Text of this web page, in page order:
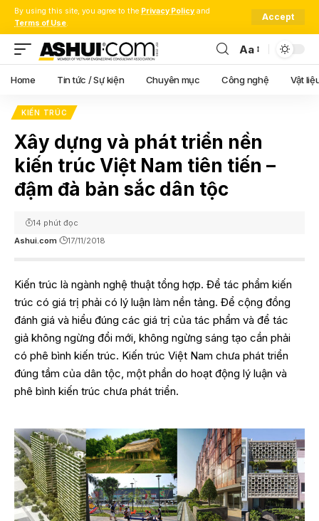
By using this site, you agree to the Privacy Policy and
Terms of Use.
Accept
Font
Resizer
Aa
Home Tin tức / Sự kiện Chuyên mục Công nghệ Vật
KIẾN TRÚC
Xây dựng và phát triển nền
kiến trúc Việt Nam tiên tiến –
đậm đà bản sắc dân tộc
Ashui.com 17/11/2018
14 phút đọc
Kiến trúc là ngành nghệ thuật tổng hợp. Để tác phẩm kiến
trúc có giá trị phải có lý luận làm nền tảng. Để cộng đồng
đánh giá và hiểu đúng các giá trị của tác phẩm và để tác
giả không ngừng đổi mới, không ngừng sáng tạo cần phải
có phê bình kiến trúc. Kiến trúc Việt Nam chưa phát triển
đúng tầm của dân tộc, một phần do hoạt động lý luận và
phê bình kiến trúc chưa phát triển.